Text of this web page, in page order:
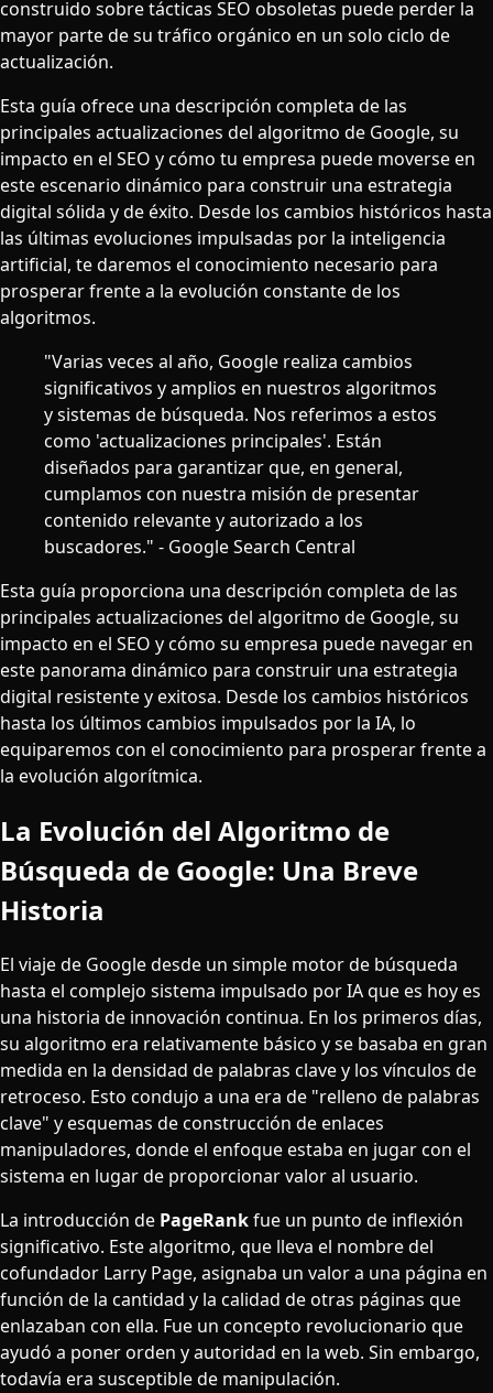
construido sobre tácticas SEO obsoletas puede perder la
mayor parte de su tráfico orgánico en un solo ciclo de
actualización.
Esta guía ofrece una descripción completa de las
principales actualizaciones del algoritmo de Google, su
impacto en el SEO y cómo tu empresa puede moverse en
este escenario dinámico para construir una estrategia
digital sólida y de éxito. Desde los cambios históricos hasta
las últimas evoluciones impulsadas por la inteligencia
artificial, te daremos el conocimiento necesario para
prosperar frente a la evolución constante de los
algoritmos.
"Varias veces al año, Google realiza cambios
significativos y amplios en nuestros algoritmos
y sistemas de búsqueda. Nos referimos a estos
como 'actualizaciones principales'. Están
diseñados para garantizar que, en general,
cumplamos con nuestra misión de presentar
contenido relevante y autorizado a los
buscadores." - Google Search Central
Esta guía proporciona una descripción completa de las
principales actualizaciones del algoritmo de Google, su
impacto en el SEO y cómo su empresa puede navegar en
este panorama dinámico para construir una estrategia
digital resistente y exitosa. Desde los cambios históricos
hasta los últimos cambios impulsados por la IA, lo
equiparemos con el conocimiento para prosperar frente a
la evolución algorítmica.
La Evolución del Algoritmo de
Búsqueda de Google: Una Breve
Historia
El viaje de Google desde un simple motor de búsqueda
hasta el complejo sistema impulsado por IA que es hoy es
una historia de innovación continua. En los primeros días,
su algoritmo era relativamente básico y se basaba en gran
medida en la densidad de palabras clave y los vínculos de
retroceso. Esto condujo a una era de "relleno de palabras
clave" y esquemas de construcción de enlaces
manipuladores, donde el enfoque estaba en jugar con el
sistema en lugar de proporcionar valor al usuario.
La introducción de PageRankfue un punto de inflexión
significativo. Este algoritmo, que lleva el nombre del
cofundador Larry Page, asignaba un valor a una página en
función de la cantidad y la calidad de otras páginas que
enlazaban con ella. Fue un concepto revolucionario que
ayudó a poner orden y autoridad en la web. Sin embargo,
todavía era susceptible de manipulación.